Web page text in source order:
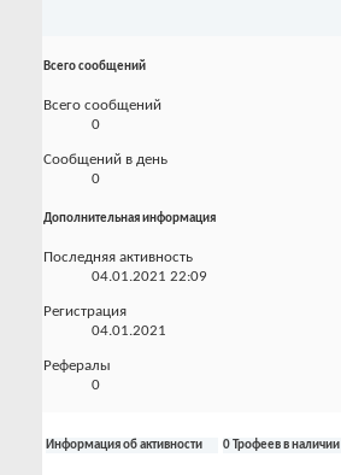
Всего сообщений
Всего сообщений
0
Сообщений в день
0
Дополнительная информация
Последняя активность
04.01.2021 22:09
Регистрация
04.01.2021
Рефералы
0
Информация об активности 0 Трофеев в наличии